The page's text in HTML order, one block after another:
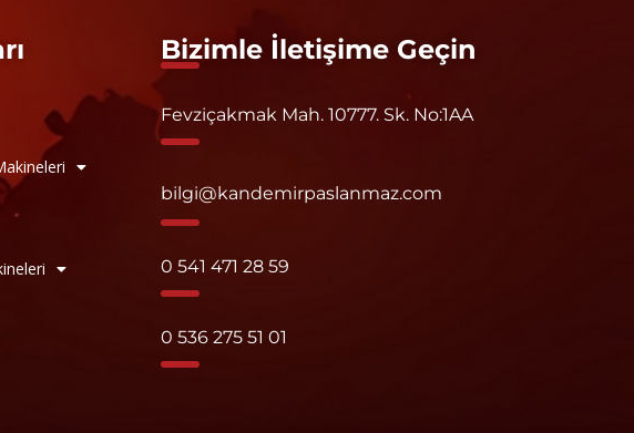
Bizimle İletişime Geçin
Fevziçakmak Mah. 10777. Sk. No:1AA
bilgi@kandemirpaslanmaz.com
0 541 471 28 59
0 536 275 51 01